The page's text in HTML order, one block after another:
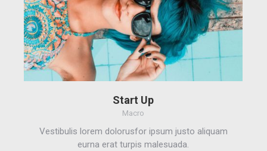
Start Up
Macro
Vestibulis lorem dolorusfor ipsum justo aliquam
eurna erat turpis malesuada.